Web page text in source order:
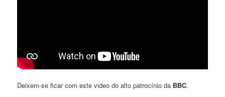
Deixem-se ficar com este video do alto patrocínio da BBC.